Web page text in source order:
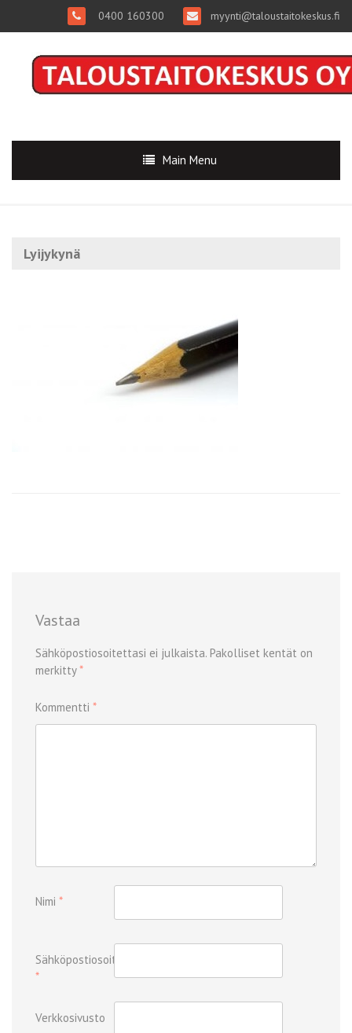
0400 160300 myynti@taloustaitokeskus.fi
Main Menu
Lyijykynä
Vastaa
Sähköpostiosoitettasi ei julkaista. Pakolliset kentät on
merkitty*
Kommentti *
Nimi *
Sähköpostiosoite
*
Verkkosivusto